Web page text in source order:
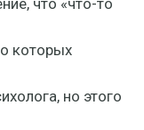
что «что-то
которых
но этого